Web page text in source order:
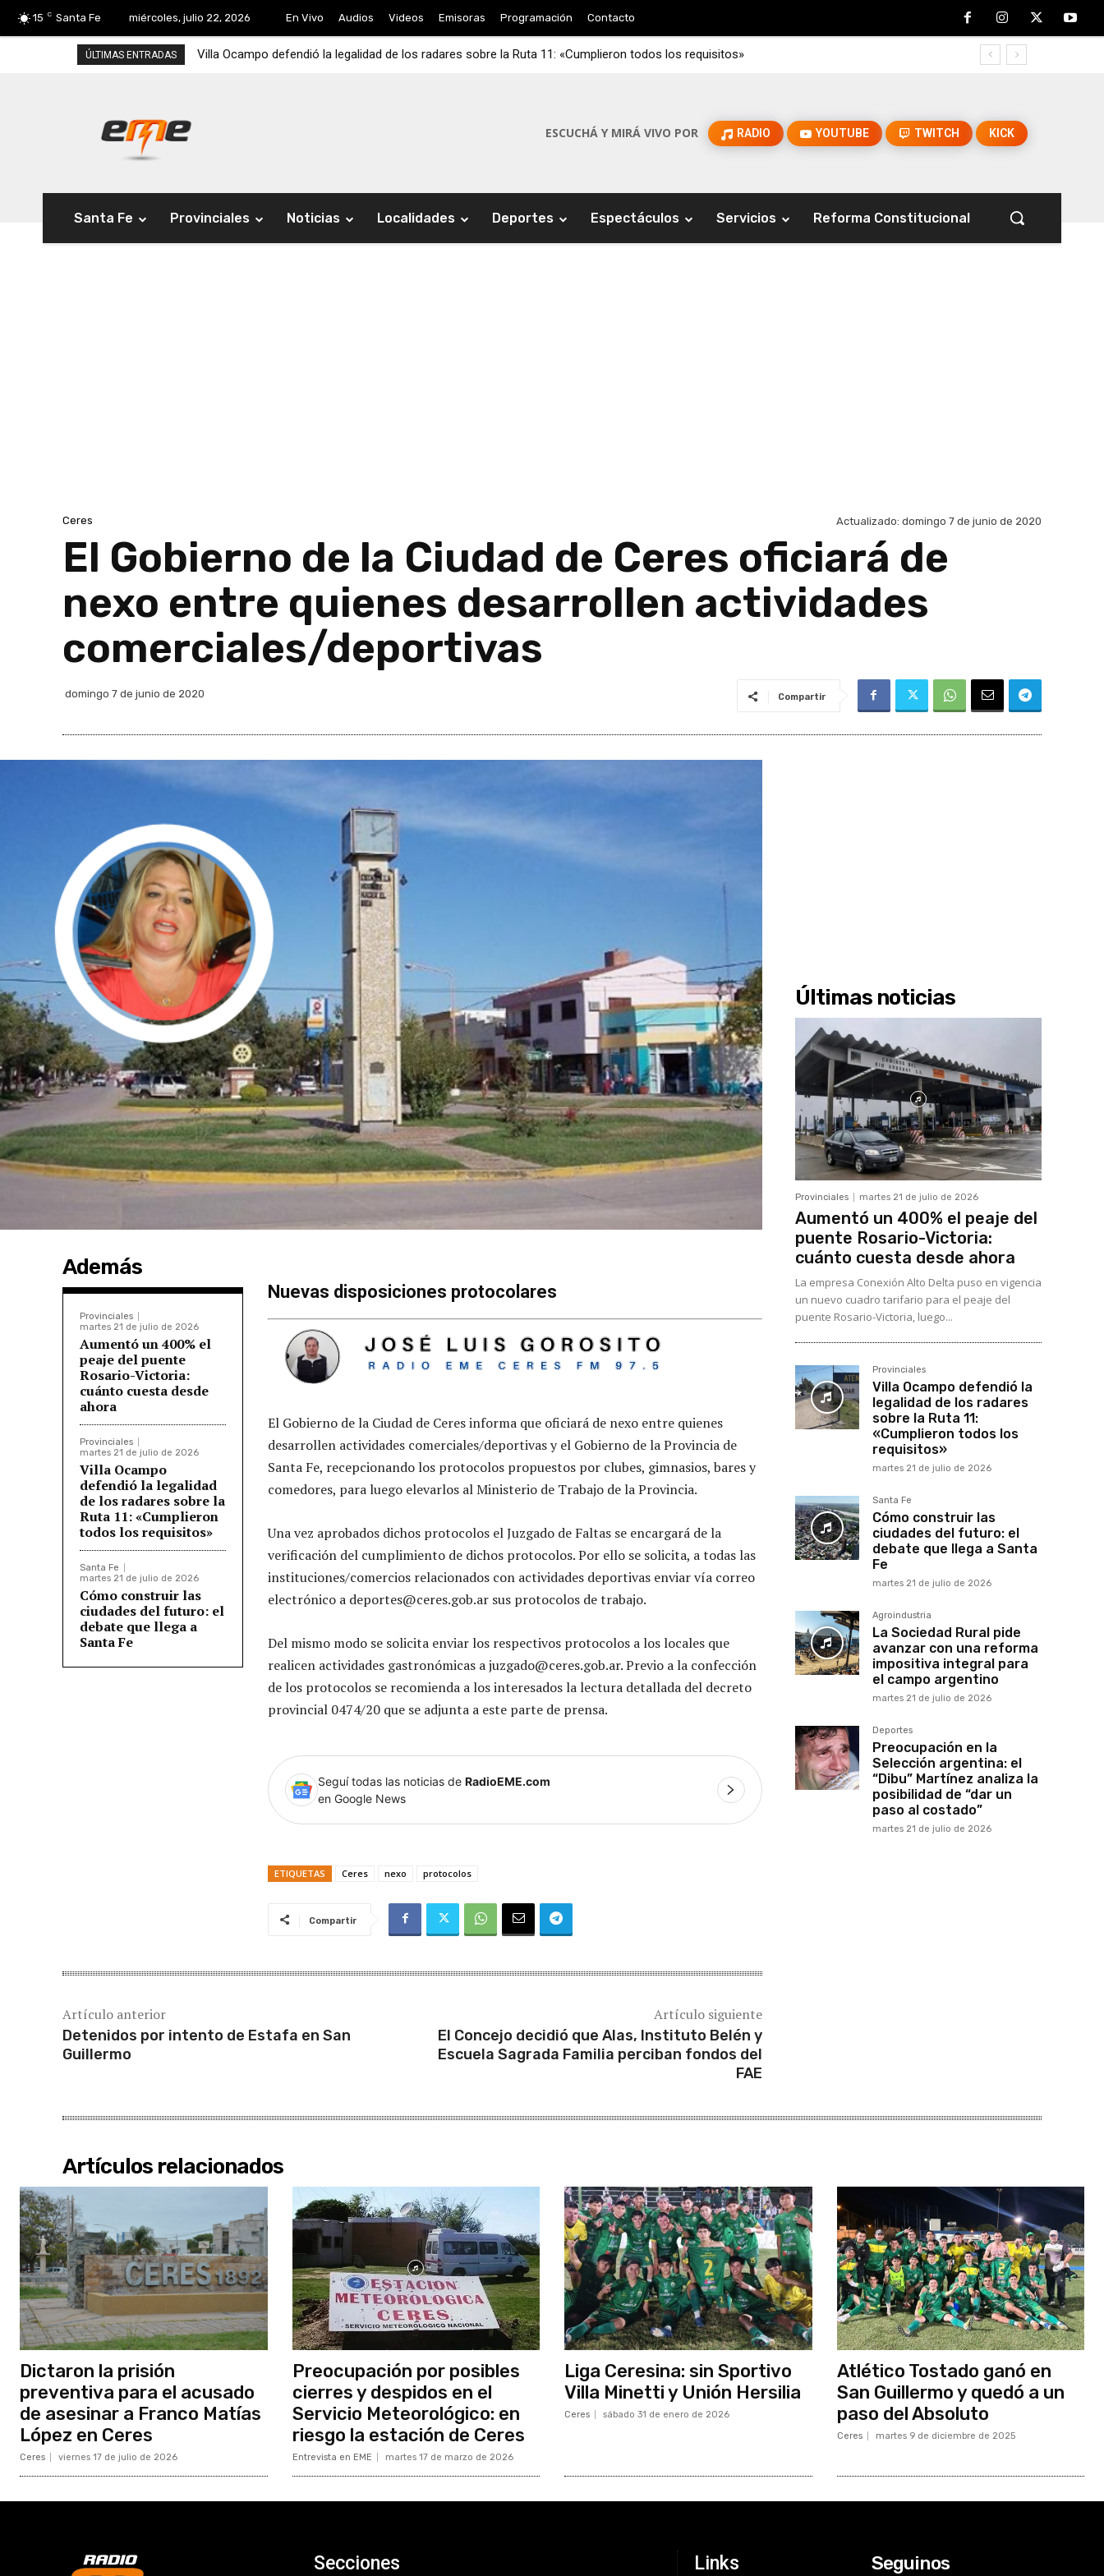
15 C Santa Fe miércoles, julio 22, 2026 En Vivo Audios Videos Emisoras Programación Contacto
ÚLTIMAS ENTRADAS Villa Ocampo defendió la legalidad de los radares sobre la Ruta 11: «Cumplieron todos los requisitos»
ESCUCHÁ Y MIRÁ VIVO POR RADIO YOUTUBE TWITCH KICK
Santa Fe Provinciales Noticias Localidades Deportes Espectáculos Servicios Reforma Constitucional
Ceres Actualizado: domingo 7 de junio de 2020
El Gobierno de la Ciudad de Ceres oficiará de
nexo entre quienes desarrollen actividades
comerciales/deportivas
domingo 7 de junio de 2020 Compartir
Además
Provinciales
martes 21 de julio de 2026
Aumentó un 400% el
peaje del puente
Rosario-Victoria:
cuánto cuesta desde
ahora
Provinciales
martes 21 de julio de 2026
Villa Ocampo
defendió la legalidad
de los radares sobre la
Ruta 11: «Cumplieron
todos los requisitos»
Santa Fe
martes 21 de julio de 2026
Cómo construir las
ciudades del futuro: el
debate que llega a
Santa Fe
Nuevas disposiciones protocolares
El Gobierno de la Ciudad de Ceres informa que oficiará de nexo entre quienes
desarrollen actividades comerciales/deportivas y el Gobierno de la Provincia de
Santa Fe, recepcionando los protocolos propuestos por clubes, gimnasios, bares y
comedores, para luego elevarlos al Ministerio de Trabajo de la Provincia.
Una vez aprobados dichos protocolos el Juzgado de Faltas se encargará de la
verificación del cumplimiento de dichos protocolos. Por ello se solicita, a todas las
instituciones/comercios relacionados con actividades deportivas enviar vía correo
electrónico a deportes@ceres.gob.ar sus protocolos de trabajo.
Del mismo modo se solicita enviar los respectivos protocolos a los locales que
realicen actividades gastronómicas ajuzgado@ceres.gob.ar. Previo a la confección
de los protocolos se recomienda a los interesados la lectura detallada del decreto
provincial 0474/20 que se adjunta a este parte de prensa.
Seguí todas las noticias de RadioEME.com
en Google News
ETIQUETAS Ceres nexo protocolos
Compartir
Artículo anterior
Detenidos por intento de Estafa en San
Guillermo
Artículo siguiente
El Concejo decidió que Alas, Instituto Belén y
Escuela Sagrada Familia perciban fondos del
FAE
Últimas noticias
Provinciales martes 21 de julio de 2026
Aumentó un 400% el peaje del
puente Rosario-Victoria:
cuánto cuesta desde ahora
La empresa Conexión Alto Delta puso en vigencia
un nuevo cuadro tarifario para el peaje del
puente Rosario-Victoria, luego...
Provinciales
Villa Ocampo defendió la
legalidad de los radares
sobre la Ruta 11:
«Cumplieron todos los
requisitos»
martes 21 de julio de 2026
Santa Fe
Cómo construir las
ciudades del futuro: el
debate que llega a Santa
Fe
martes 21 de julio de 2026
Agroindustria
La Sociedad Rural pide
avanzar con una reforma
impositiva integral para
el campo argentino
martes 21 de julio de 2026
Deportes
Preocupación en la
Selección argentina: el
“Dibu” Martínez analiza la
posibilidad de “dar un
paso al costado”
martes 21 de julio de 2026
Artículos relacionados
Dictaron la prisión
preventiva para el acusado
de asesinar a Franco Matías
López en Ceres
Ceres viernes 17 de julio de 2026
Preocupación por posibles
cierres y despidos en el
Servicio Meteorológico: en
riesgo la estación de Ceres
Entrevista en EME martes 17 de marzo de 2026
Liga Ceresina: sin Sportivo
Villa Minetti y Unión Hersilia
Ceres sábado 31 de enero de 2026
Atlético Tostado ganó en
San Guillermo y quedó a un
paso del Absoluto
Ceres martes 9 de diciembre de 2025
Secciones Links Seguinos